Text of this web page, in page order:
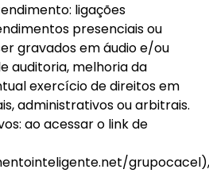
ligações
presenciais ou
gravados em áudio e/ou
auditoria, melhoria da
exercício de direitos em
administrativos ou arbitrais.
ao acessar o link de
grupocacel),